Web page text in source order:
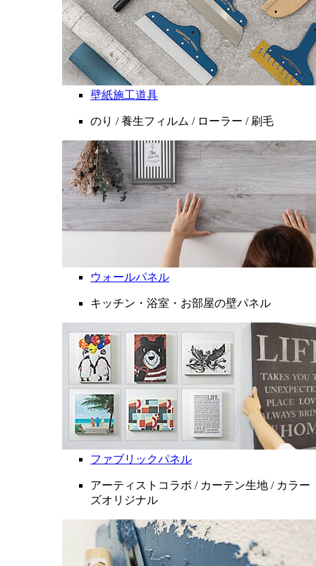
壁紙施工道具
のり / 養生フィルム / ローラー / 刷毛
ウォールパネル
キッチン・浴室・お部屋の壁パネル
ファブリックパネル
アーティストコラボ / カーテン生地 / カラー
ズオリジナル